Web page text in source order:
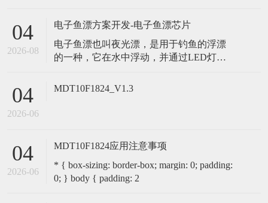
一次轻触开头触发IC,LED被点亮；并保持
常亮≤260MA; 第二次按下轻触开头输出半
亮≤150MA，第三次按下轻触开头输出快
闪。第四次触发回带第一段，不管在哪一
04
2026-08
电子鱼漂方案开发-电子鱼漂芯片
电子鱼漂也叫夜光漂，是用于钓鱼的浮漂
的一种，它在水中浮动，并通过LED灯提
踪浮漂的位置，并判断鱼是否咬钩。洪胜
04
2026-06
MDT10F1824_V1.3
04
2026-06
MDT10F1824应用注意事项
* { box-sizing: border-box; margin: 0; padding:
0; } body { padding: 2